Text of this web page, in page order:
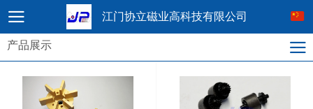
江门协立磁业高科技有限公司
产品展示